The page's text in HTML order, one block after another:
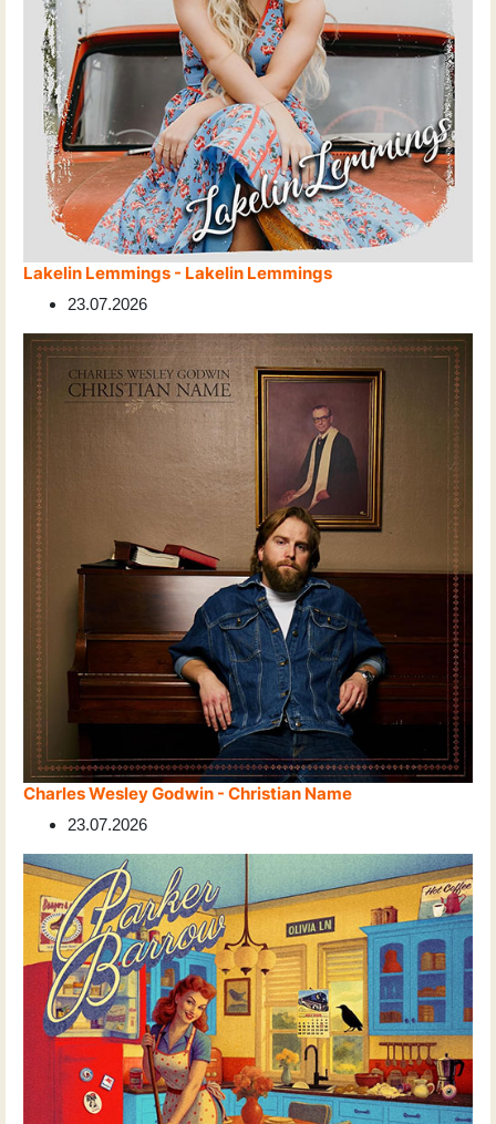
Lakelin Lemmings - Lakelin Lemmings
23.07.2026
Charles Wesley Godwin - Christian Name
23.07.2026